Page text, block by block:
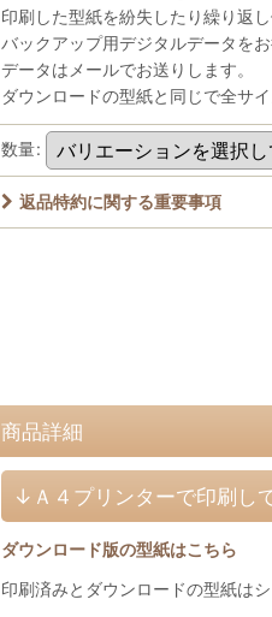
印刷した型紙を紛失したり繰り返
バックアップ用デジタルデータをお
データはメールでお送りします。
ダウンロードの型紙と同じで全サイ
数量:
返品特約に関する重要事項
商品詳細
↓Ａ４プリンターで印刷し
ダウンロード版の型紙はこちら
印刷済みとダウンロードの型紙は